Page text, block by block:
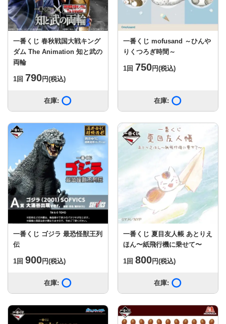
一番くじ 春秋戦国大戦キング
ダム The Animation 知と武の
両輪
1回 790円(税込)
在庫:
一番くじ mofusand ～ひんや
りくつろぎ時間～
1回 750円(税込)
在庫:
一番くじ ゴジラ 最恐怪獣王列
伝
1回 900円(税込)
在庫:
一番くじ 夏目友人帳 あとりえ
ほん〜紙飛行機に乗せて〜
1回 800円(税込)
在庫: